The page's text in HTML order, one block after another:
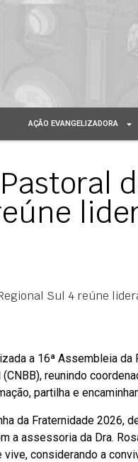
AÇÃO EVANGELIZADORA
Sul 4 reúne
a 16ª Assembleia
reunindo
partilha e
da Fraternidade 2026,
a assessoria da Dra.
considerando a